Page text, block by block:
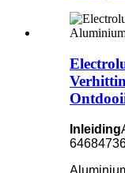
Inleiding